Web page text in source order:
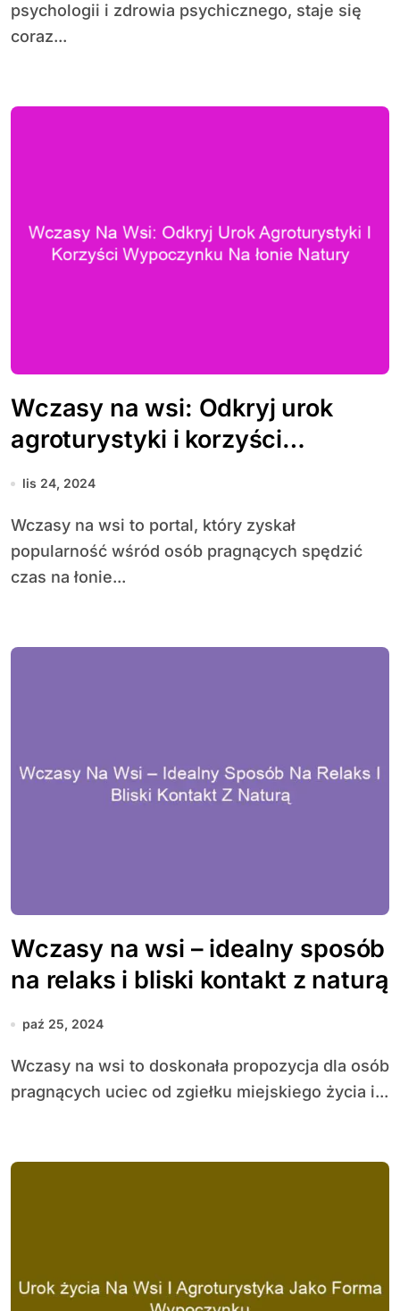
psychologii i zdrowia psychicznego, staje się
coraz...
Wczasy na wsi: Odkryj urok
agroturystyki i korzyści
wypoczynku na łonie natury
lis 24, 2024
Wczasy na wsi to portal, który zyskał
popularność wśród osób pragnących spędzić
czas na łonie...
Wczasy na wsi – idealny sposób
na relaks i bliski kontakt z naturą
paź 25, 2024
Wczasy na wsi to doskonała propozycja dla osób
pragnących uciec od zgiełku miejskiego życia i...